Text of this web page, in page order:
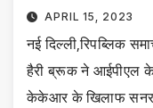
APRIL 15, 2023
नई दिल्ली,रिपब्लिक
हैरी ब्रूक ने आईपीएल
केकेआर के खिलाफ